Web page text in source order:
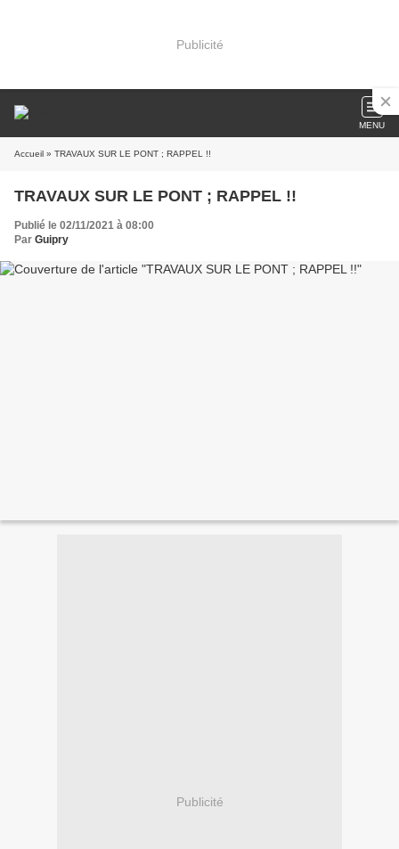
Publicité
MENU
Accueil » TRAVAUX SUR LE PONT ; RAPPEL !!
TRAVAUX SUR LE PONT ; RAPPEL !!
Publié le 02/11/2021 à 08:00
Par Guipry
Publicité